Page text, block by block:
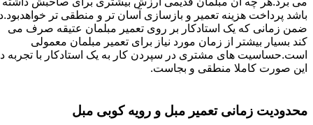
باشد پرداخت هزینه تعمیر و بازسازی آسان تر و منطقی تر
ضمن زمانی که یک استادکار بر روی تعمیر مبلمان عتیقه صرف می
کند بسیار بیشتر از زمان مورد نیاز برای تعمیر مبلمان معمولی
است.حساسیت های مشتری در سپردن کار به یک استادکار با تجربه
این صورت کاملا منطقی و بجاست.
محدودیت زمانی تعمیر مبل و رویه کوبی مبل